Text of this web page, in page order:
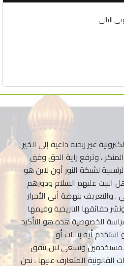
التالي
غير ربحية داعية إلى الخير
، وترفع راية الحق وفق
لشبكة النور أون لاين هو
البيت عليهم السلام ودورهم
. والتعريف بنهضة أبي الأحرار
حقائقها التاريخية وقيمها
الخصوصية هذه هو التأكيد
أية بيانات أو
ونسعى لان تتفق
المتعارف عليها . نحن